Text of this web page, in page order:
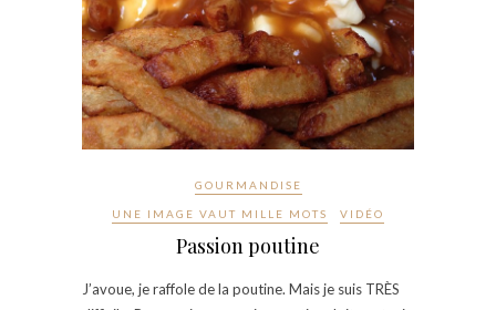
GOURMANDISE
UNE IMAGE VAUT MILLE MOTS VIDÉO
Passion poutine
J’avoue, je raffole de la poutine. Mais je suis TRÈS